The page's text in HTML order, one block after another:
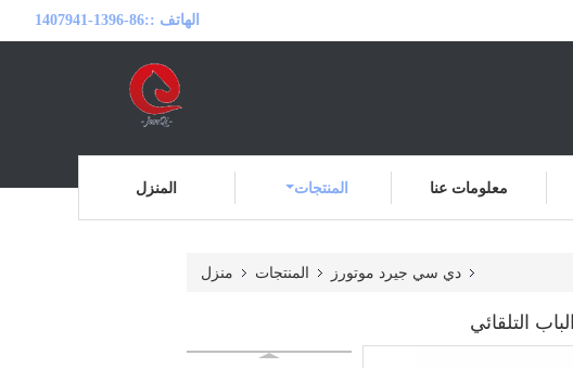
الهاتف ::86-1396-1407941
المنزل المنتجات معلومات عنا
منزل المنتجات دي سي جيرد موتورز